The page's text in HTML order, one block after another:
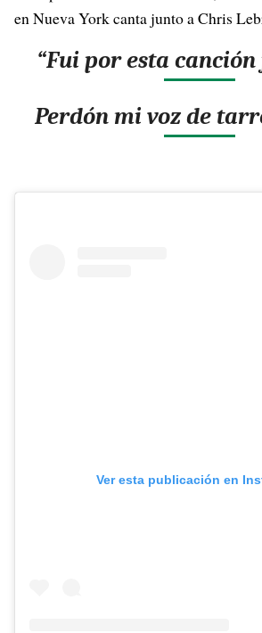
en Nueva York canta junto a Chris
“Fui por esta
Perdón mi voz de
Ver esta publicación en